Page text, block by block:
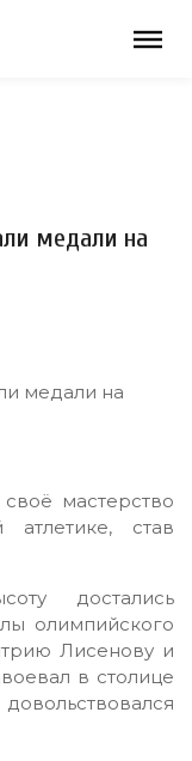
медали на
мастерство
став
достались
олимпийского
Лисенову и
в столице